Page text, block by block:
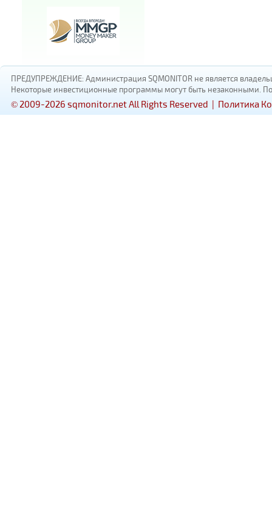
ПРЕДУПРЕЖДЕНИЕ: Администрация SQMONITOR не является
Некоторые инвестиционные программы могут быть незаконными.
© 2009-2026 sqmonitor.net All Rights Reserved | Политика